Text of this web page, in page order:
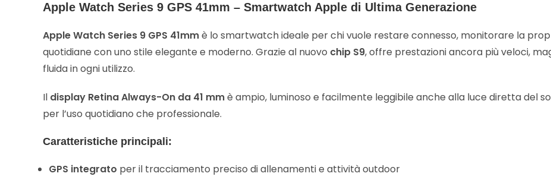
Apple Watch Series 9 GPS 41mm – Smartwatch Apple di Ultima Generazione
Apple Watch Series 9 GPS 41mmè lo smartwatch ideale per chi vuole restare connesso, monitorare la
quotidiane con uno stile elegante e moderno. Grazie al nuovo chip S9, offre prestazioni ancora più veloci,
fluida in ogni utilizzo.
Il display Retina Always-On da 41 mmè ampio, luminoso e facilmente leggibile anche alla luce diretta del
per l’uso quotidiano che professionale.
Caratteristiche principali:
GPS integrato per il tracciamento preciso di allenamenti e attività outdoor